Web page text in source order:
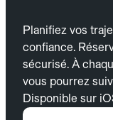
Planifiez vos
confiance.
sécurisé. À
vous pourrez
Disponible sur